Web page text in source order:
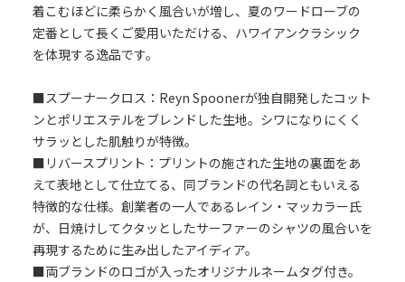
着こむほどに柔らかく風合いが増し、夏のワードローブの
定番として長くご愛用いただける、ハワイアンクラシック
を体現する逸品です。
■スプーナークロス：Reyn Spoonerが独自開発したコット
ンとポリエステルをブレンドした生地。シワになりにくく
サラッとした肌触りが特徴。
■リバースプリント：プリントの施された生地の裏面をあ
えて表地として仕立てる、同ブランドの代名詞ともいえる
特徴的な仕様。創業者の一人であるレイン・マッカラー氏
が、日焼けしてクタッとしたサーファーのシャツの風合いを
再現するために生み出したアイディア。
■両ブランドのロゴが入ったオリジナルネームタグ付き。